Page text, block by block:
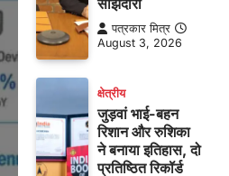
पत्रकार मित्र
August 3, 2026
क्षेत्रीय
जुड़वां भाई-बहन
रिशान और रुशिका
ने बनाया इतिहास, दो
प्रतिष्ठित रिकॉर्ड